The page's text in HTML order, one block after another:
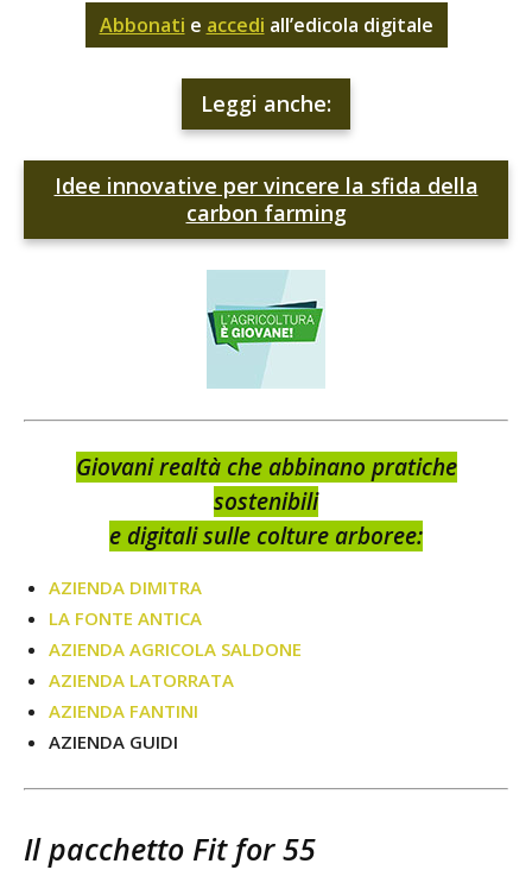
Abbonati e accedi all’edicola digitale
Leggi anche:
Idee innovative per vincere la sfida della
carbon farming
Giovani realtà che abbinano pratiche
sostenibili
e digitali sulle colture arboree:
AZIENDA DIMITRA
LA FONTE ANTICA
AZIENDA AGRICOLA SALDONE
AZIENDA LATORRATA
AZIENDA FANTINI
AZIENDA GUIDI
Il pacchetto Fit for 55